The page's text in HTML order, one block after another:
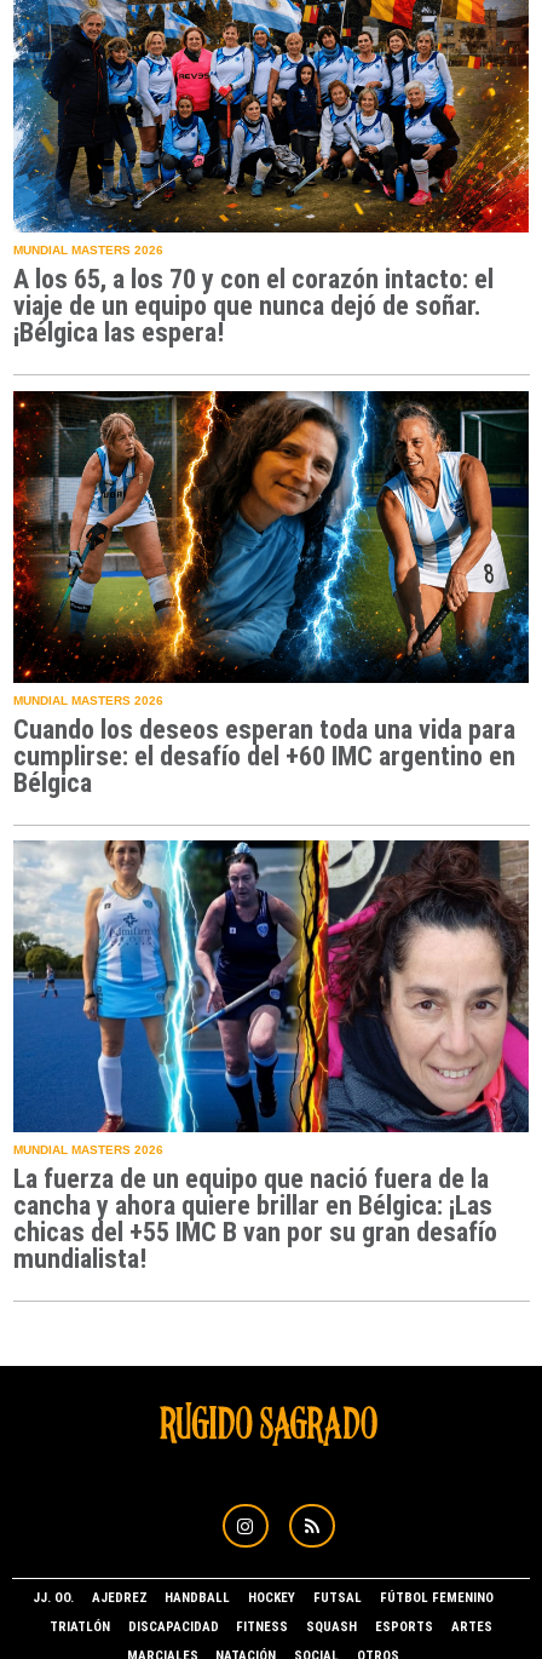
MUNDIAL MASTERS 2026
A los 65, a los 70 y con el corazón intacto: el
viaje de un equipo que nunca dejó de soñar.
¡Bélgica las espera!
MUNDIAL MASTERS 2026
Cuando los deseos esperan toda una vida para
cumplirse: el desafío del +60 IMC argentino en
Bélgica
MUNDIAL MASTERS 2026
La fuerza de un equipo que nació fuera de la
cancha y ahora quiere brillar en Bélgica: ¡Las
chicas del +55 IMC B van por su gran desafío
mundialista!
JJ. OO. AJEDREZ HANDBALL HOCKEY FUTSAL
FÚTBOL FEMENINO
TRIATLÓN
DISCAPACIDAD FITNESS SQUASH ESPORTS
ARTES
MARCIALES
NATACIÓN SOCIAL OTROS